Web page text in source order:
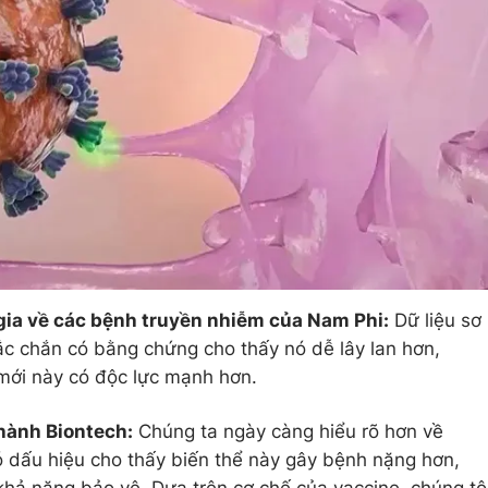
về các bệnh truyền nhiễm của Nam Phi: Dữ liệu sơ
chắn có bằng chứng cho thấy nó dễ lây lan hơn,
này có độc lực mạnh hơn.
Biontech: Chúng ta ngày càng hiểu rõ hơn về
hiệu cho thấy biến thể này gây bệnh nặng hơn,